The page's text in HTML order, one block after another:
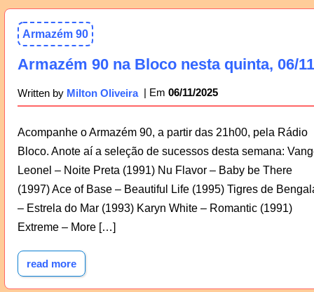
Armazém 90
Armazém 90 na Bloco nesta quinta, 06/11
Written by Milton Oliveira 06/11/2025
Acompanhe o Armazém 90, a partir das 21h00, pela Rádio
Bloco. Anote aí a seleção de sucessos desta semana:
Leonel – Noite Preta (1991) Nu Flavor – Baby be There
(1997) Ace of Base – Beautiful Life (1995) Tigres de
– Estrela do Mar (1993) Karyn White – Romantic (1991)
Extreme – More […]
read more